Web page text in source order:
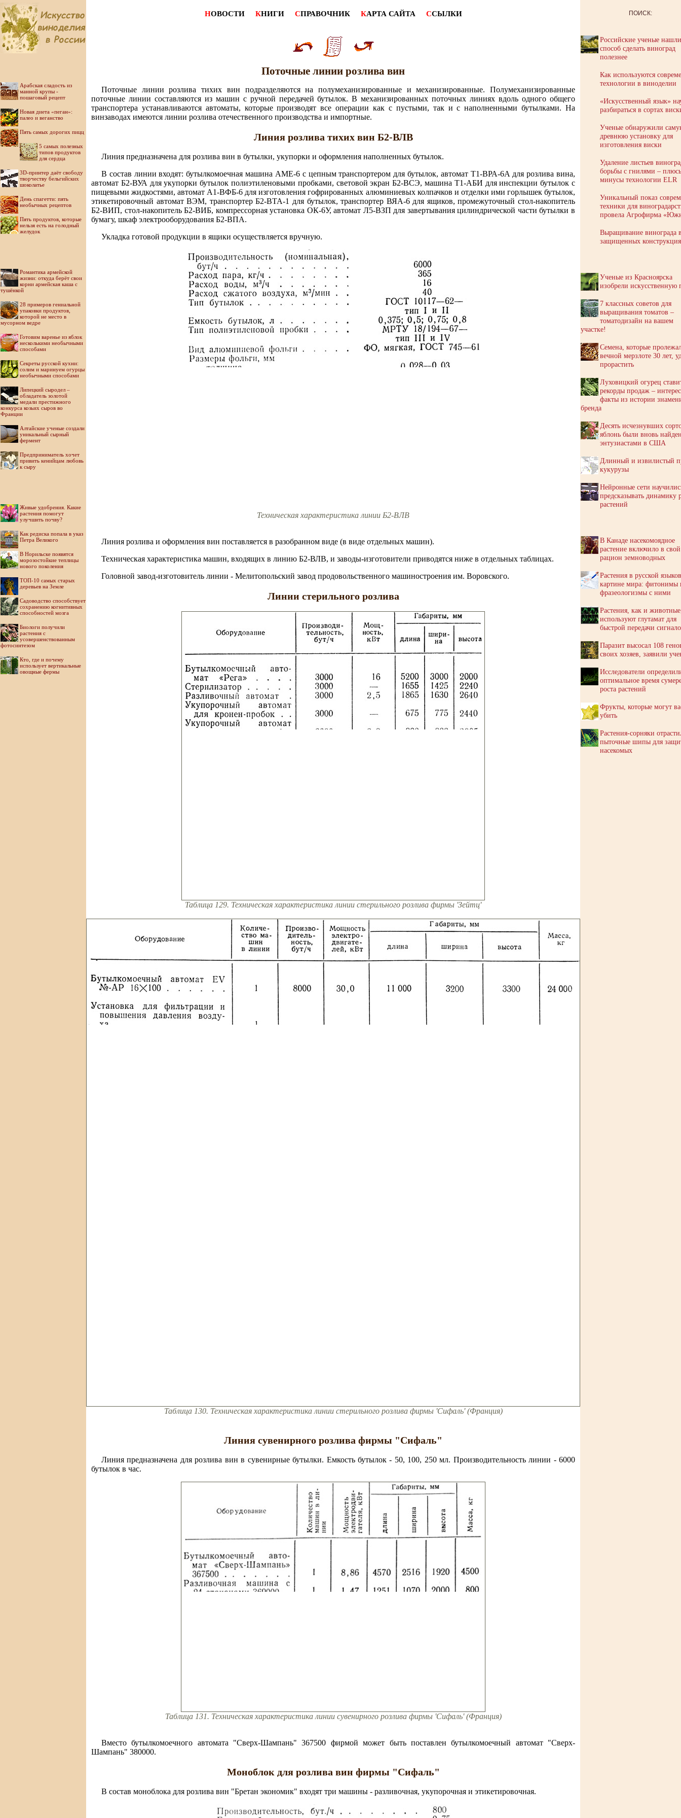
Арабская сладость из
манной крупы -
пошаговый рецепт
Новая диета «пеган»:
палео и веганство
Пять самых дорогих пицц
5 самых полезных
типов продуктов
для сердца
3D-принтер даёт свободу
творчеству бельгийских
шоколатье
День спагетти: пять
необычных рецептов
Пять продуктов, которые
нельзя есть на голодный
желудок
Романтика армейской
жизни: откуда берёт свои
корни армейская каша с
тушёнкой
28 примеров гениальной
упаковки продуктов,
которой не место в
мусорном ведре
Готовим варенье из яблок
несколькими необычными
способами
Секреты русской кухни:
солим и маринуем огурцы
необычными способами
Липецкий сыродел –
обладатель золотой
медали престижного
конкурса козьих сыров во
Франции
Алтайские ученые создали
уникальный сырный
фермент
Предприниматель хочет
привить кенийцам любовь
к сыру
Живые удобрения. Какие
растения помогут
улучшить почву?
Как редиска попала в указ
Петра Великого
В Норильске появятся
морозостойкие теплицы
нового поколения
ТОП-10 самых старых
деревьев на Земле
Садоводство способствует
сохранению когнитивных
способностей мозга
Биологи получили
растения с
усовершенствованным
фотосинтезом
Кто, где и почему
использует вертикальные
овощные фермы
НОВОСТИ КНИГИ СПРАВОЧНИК КАРТА САЙТА ССЫЛКИ
Поточные линии розлива вин
Поточные линии розлива тихих вин подразделяются на полумеханизированные и механизированные. Полумеханизированные
поточные линии составляются из машин с ручной передачей бутылок. В механизированных поточных линиях вдоль одного общего
транспортера устанавливаются автоматы, которые производят все операции как с пустыми, так и с наполненными бутылками. На
винзаводах имеются линии розлива отечественного производства и импортные.
Линия розлива тихих вин Б2-ВЛВ
Линия предназначена для розлива вин в бутылки, укупорки и оформления наполненных бутылок.
В состав линии входят: бутылкомоечная машина АМЕ-6 с цепным транспортером для бутылок, автомат Т1-ВРА-6А для розлива вина,
автомат Б2-ВУА для укупорки бутылок полиэтиленовыми пробками, световой экран Б2-ВСЭ, машина Т1-АБИ для инспекции бутылок с
пищевыми жидкостями, автомат А1-ВФБ-6 для изготовления гофрированных алюминиевых колпачков и отделки ими горлышек бутылок,
этикетировочный автомат ВЭМ, транспортер Б2-ВТА-1 для бутылок, транспортер ВЯА-6 для ящиков, промежуточный стол-накопитель
Б2-ВИП, стол-накопитель Б2-ВИБ, компрессорная установка ОК-6У, автомат Л5-ВЗП для завертывания цилиндрической части бутылки в
бумагу, шкаф электрооборудования Б2-ВПА.
Укладка готовой продукции в ящики осуществляется вручную.
Техническая характеристика линии Б2-ВЛВ
Линия розлива и оформления вин поставляется в разобранном виде (в виде отдельных машин).
Техническая характеристика машин, входящих в линию Б2-ВЛВ, и заводы-изготовители приводятся ниже в отдельных таблицах.
Головной завод-изготовитель линии - Мелитопольский завод продовольственного машиностроения им. Воровского.
Линии стерильного розлива
Таблица 129. Техническая характеристика линии стерильного розлива фирмы 'Зейтц'
Таблица 130. Техническая характеристика линии стерильного розлива фирмы 'Сифаль' (Франция)
Линия сувенирного розлива фирмы "Сифаль"
Линия предназначена для розлива вин в сувенирные бутылки. Емкость бутылок - 50, 100, 250 мл. Производительность линии - 6000
бутылок в час.
Таблица 131. Техническая характеристика линии сувенирного розлива фирмы 'Сифаль' (Франция)
Вместо бутылкомоечного автомата "Сверх-Шампань" 367500 фирмой может быть поставлен бутылкомоечный автомат "Сверх-
Шампань" 380000.
Моноблок для розлива вин фирмы "Сифаль"
В состав моноблока для розлива вин "Бретан экономик" входят три машины - разливочная, укупорочная и этикетировочная.
ПОИСК:
Российские ученые нашли
способ сделать виноград
полезнее
Как используются
технологии в виноделии
«Искусственный язык»
разбираться в сортах
Ученые обнаружили
древнюю установку для
изготовления виски
Удаление листьев
борьбы с гнилями –
минусы технологии ELR
Уникальный показ
техники для
провела Агрофирма
Выращивание винограда
защищенных
Ученые из Красноярска
изобрели искусственную
7 классных советов для
выращивания томатов –
томатодизайн на вашем
участке!
Семена, которые
вечной мерзлоте 30 лет,
прорастить
Луховицкий огурец
рекорды продаж –
факты из истории
бренда
Десять исчезнувших
яблонь были вновь
энтузиастами в США
Длинный и извилистый
кукурузы
Нейронные сети
предсказывать динамику
растений
В Канаде насекомоядное
растение включило в свой
рацион земноводных
Растения в русской
картине мира: фитонимы
фразеологизмы с ними
Растения, как и
используют глутамат для
быстрой передачи
Паразит высосал 108
своих хозяев, заявили
Исследователи
оптимальное время
роста растений
Фрукты, которые могут
убить
Растения-сорняки
пыточные шипы для
насекомых